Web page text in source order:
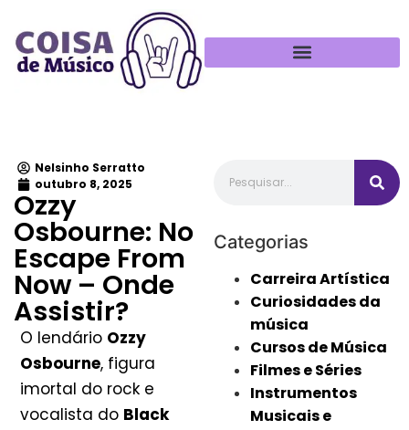
Nelsinho Serratto
outubro 8, 2025
Ozzy
Osbourne: No
Escape From
Now – Onde
Assistir?
O lendário Ozzy
Osbourne, figura
imortal do rock e
vocalista do Black
Categorias
Carreira Artística
Curiosidades da
música
Cursos de Música
Filmes e Séries
Instrumentos
Musicais e